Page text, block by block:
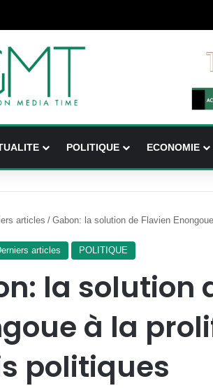
POLITIQUE ECONOMIE
articles / Gabon: la solution de Flavien
articles POLITIQUE
la solution
à la
politiques